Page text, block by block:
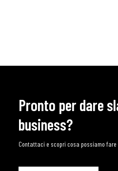
Pronto per dare
business?
Contattaci e scopri cosa possiamo fare